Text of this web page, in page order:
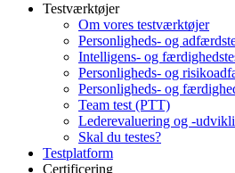
Testværktøjer
Om vores testværktøjer
Personligheds- og
Intelligens- og
Personligheds- og
Personligheds- og
Team test (PTT)
Lederevaluering og -
Skal du testes?
Testplatform
Certificering